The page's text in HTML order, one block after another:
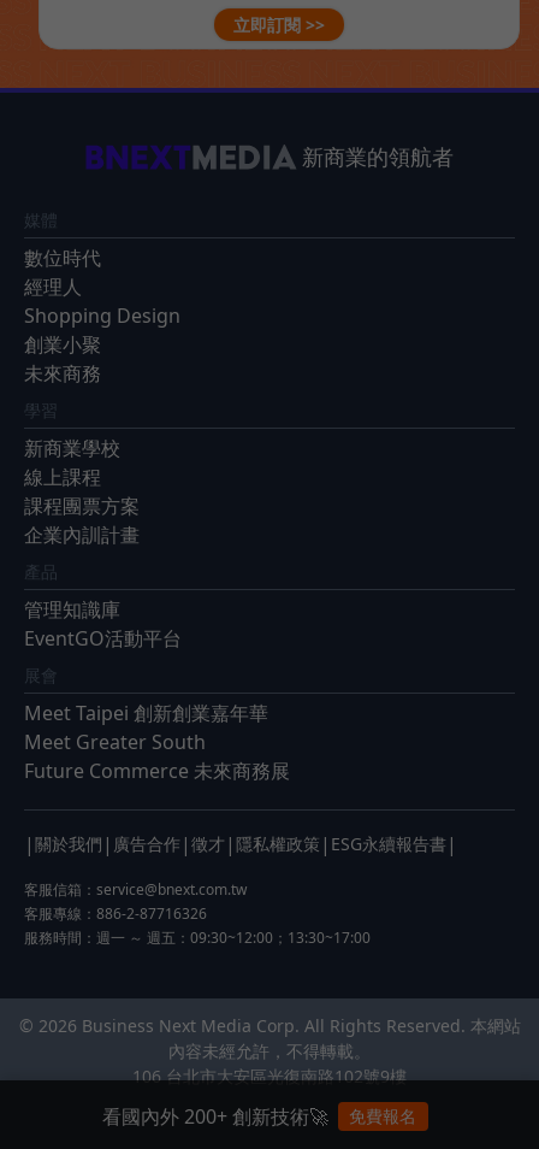
立即訂閱 >>
新商業的領航者
媒體
數位時代
經理人
Shopping Design
創業小聚
未來商務
學習
新商業學校
線上課程
課程團票方案
企業內訓計畫
產品
管理知識庫
EventGO活動平台
展會
Meet Taipei 創新創業嘉年華
Meet Greater South
Future Commerce 未來商務展
| 關於我們 | 廣告合作 | 徵才 | 隱私權政策 | ESG永續報告書 |
客服信箱： service@bnext.com.tw
客服專線：886-2-87716326
服務時間：週一 ～ 週五：09:30~12:00；13:30~17:00
© 2026 Business Next Media Corp. All Rights Reserved. 本網站
內容未經允許，不得轉載。
106 台北市大安區光復南路102號9樓
看國內外 200+ 創新技術🚀 免費報名